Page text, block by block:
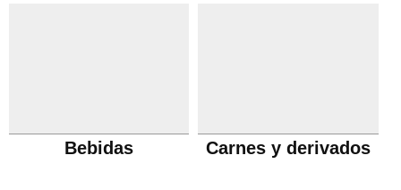
Bebidas Carnes y derivados